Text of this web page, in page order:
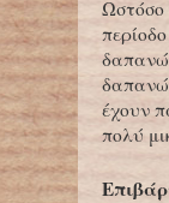
Ωστόσο
έχουν
πολύ